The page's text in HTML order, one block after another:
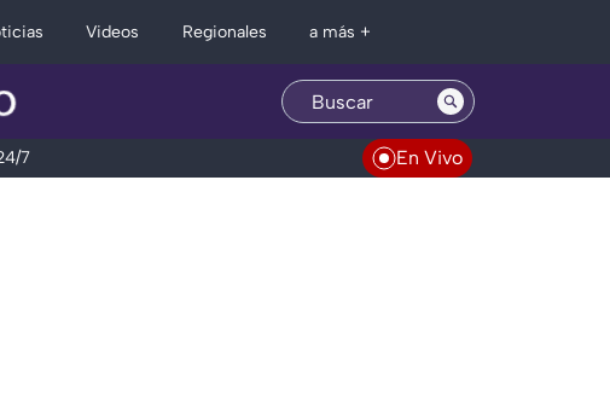
Videos Regionales a más +
7 En Vivo